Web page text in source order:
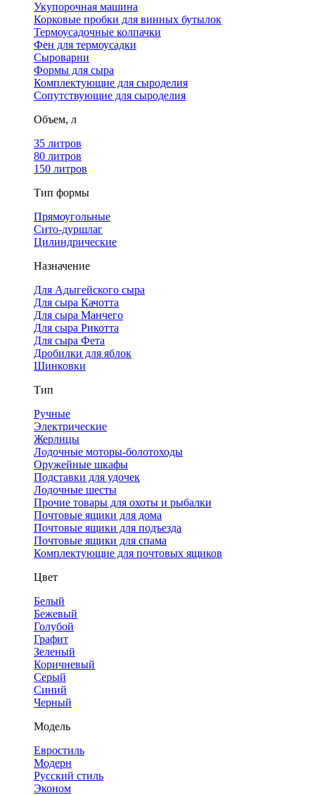
Укупорочная машина
Корковые пробки для винных бутылок
Термоусадочные колпачки
Фен для термоусадки
Сыроварни
Формы для сыра
Комплектующие для сыроделия
Сопутствующие для сыроделия
Объем, л
35 литров
80 литров
150 литров
Тип формы
Прямоугольные
Сито-дуршлаг
Цилиндрические
Назначение
Для Адыгейского сыра
Для сыра Качотта
Для сыра Манчего
Для сыра Рикотта
Для сыра Фета
Дробилки для яблок
Шинковки
Тип
Ручные
Электрические
Жерлицы
Лодочные моторы-болотоходы
Оружейные шкафы
Подставки для удочек
Лодочные шесты
Прочие товары для охоты и рыбалки
Почтовые ящики для дома
Почтовые ящики для подъезда
Почтовые ящики для спама
Комплектующие для почтовых ящиков
Цвет
Белый
Бежевый
Голубой
Графит
Зеленый
Коричневый
Серый
Синий
Черный
Модель
Евростиль
Модерн
Русский стиль
Эконом